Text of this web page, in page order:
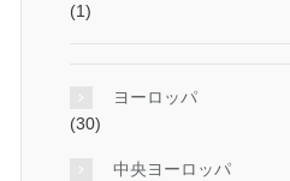
(1)
ヨーロッパ
(30)
中央ヨーロッパ